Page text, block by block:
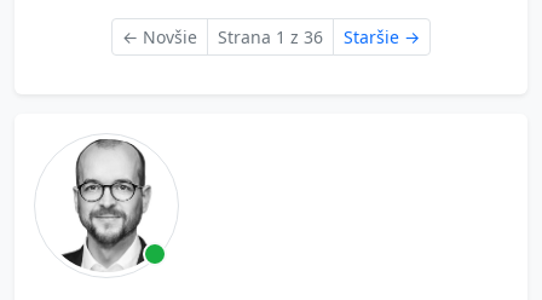
← Novšie Strana 1 z 36 Staršie →